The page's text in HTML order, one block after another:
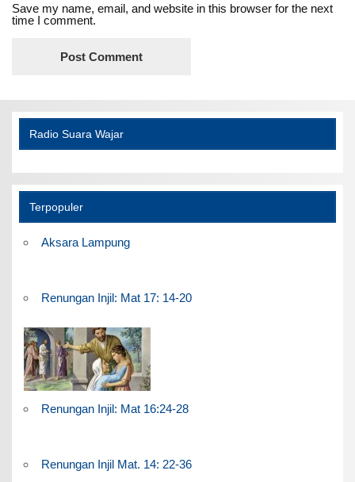
Save my name, email, and website in this browser for the next
time I comment.
Radio Suara Wajar
Terpopuler
Aksara Lampung
Renungan Injil: Mat 17: 14-20
Renungan Injil: Mat 16:24-28
Renungan Injil Mat. 14: 22-36